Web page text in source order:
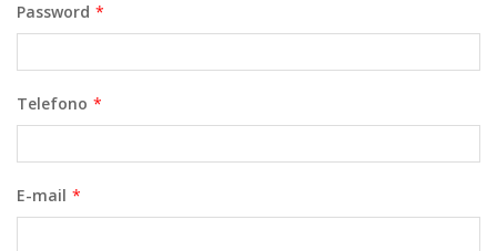
Password *
Telefono *
E-mail *